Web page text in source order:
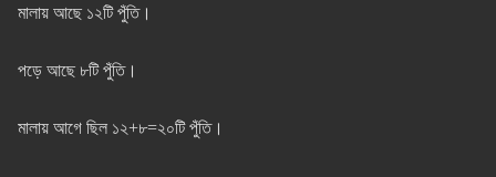
মালায় আছে ১২টি পুঁতি।
পড়ে আছে ৮টি পুঁতি।
মালায় আগে ছিল ১২+৮=২০টি পুঁতি।